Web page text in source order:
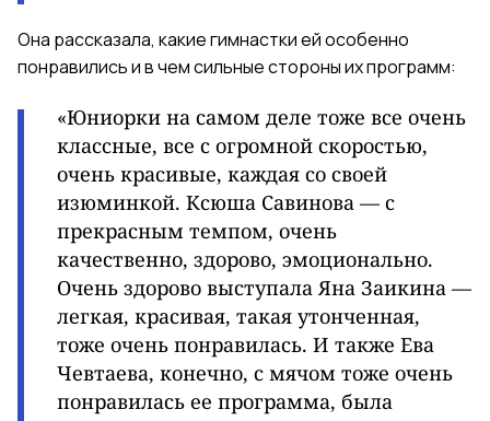
Она рассказала, какие гимнастки ей особенно
понравились и в чем сильные стороны их программ:
«Юниорки на самом деле тоже все очень
классные, все с огромной скоростью,
очень красивые, каждая со своей
изюминкой. Ксюша Савинова — с
прекрасным темпом, очень
качественно, здорово, эмоционально.
Очень здорово выступала Яна Заикина —
легкая, красивая, такая утонченная,
тоже очень понравилась. И также Ева
Чевтаева, конечно, с мячом тоже очень
понравилась ее программа, была